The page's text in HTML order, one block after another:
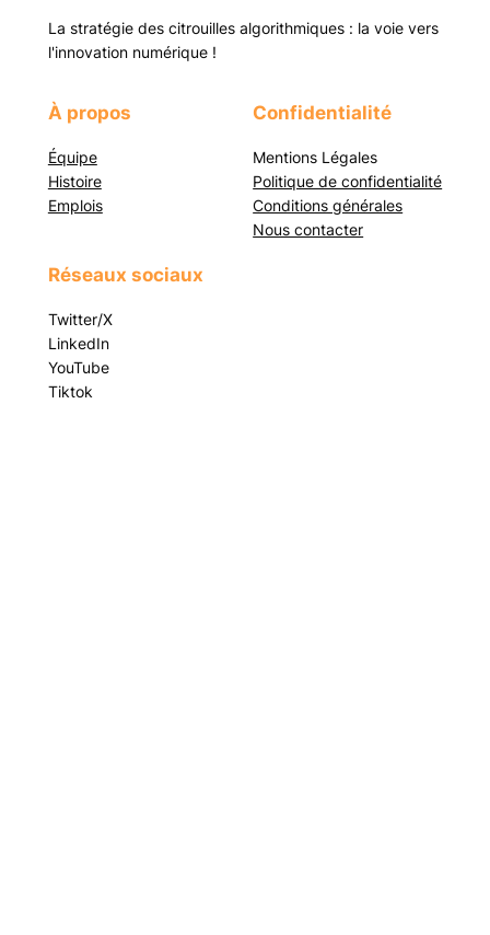
La stratégie des citrouilles algorithmiques : la voie vers
l'innovation numérique !
À propos
Équipe
Histoire
Emplois
Confidentialité
Mentions Légales
Politique de confidentialité
Conditions générales
Nous contacter
Réseaux sociaux
Twitter/X
LinkedIn
YouTube
Tiktok